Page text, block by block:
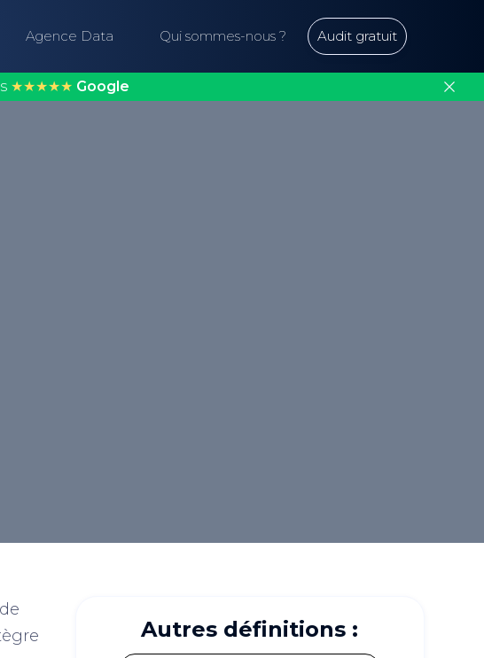
Agence Data Qui sommes-nous ? Audit gratuit
★★★★★ Google
Autres définitions :